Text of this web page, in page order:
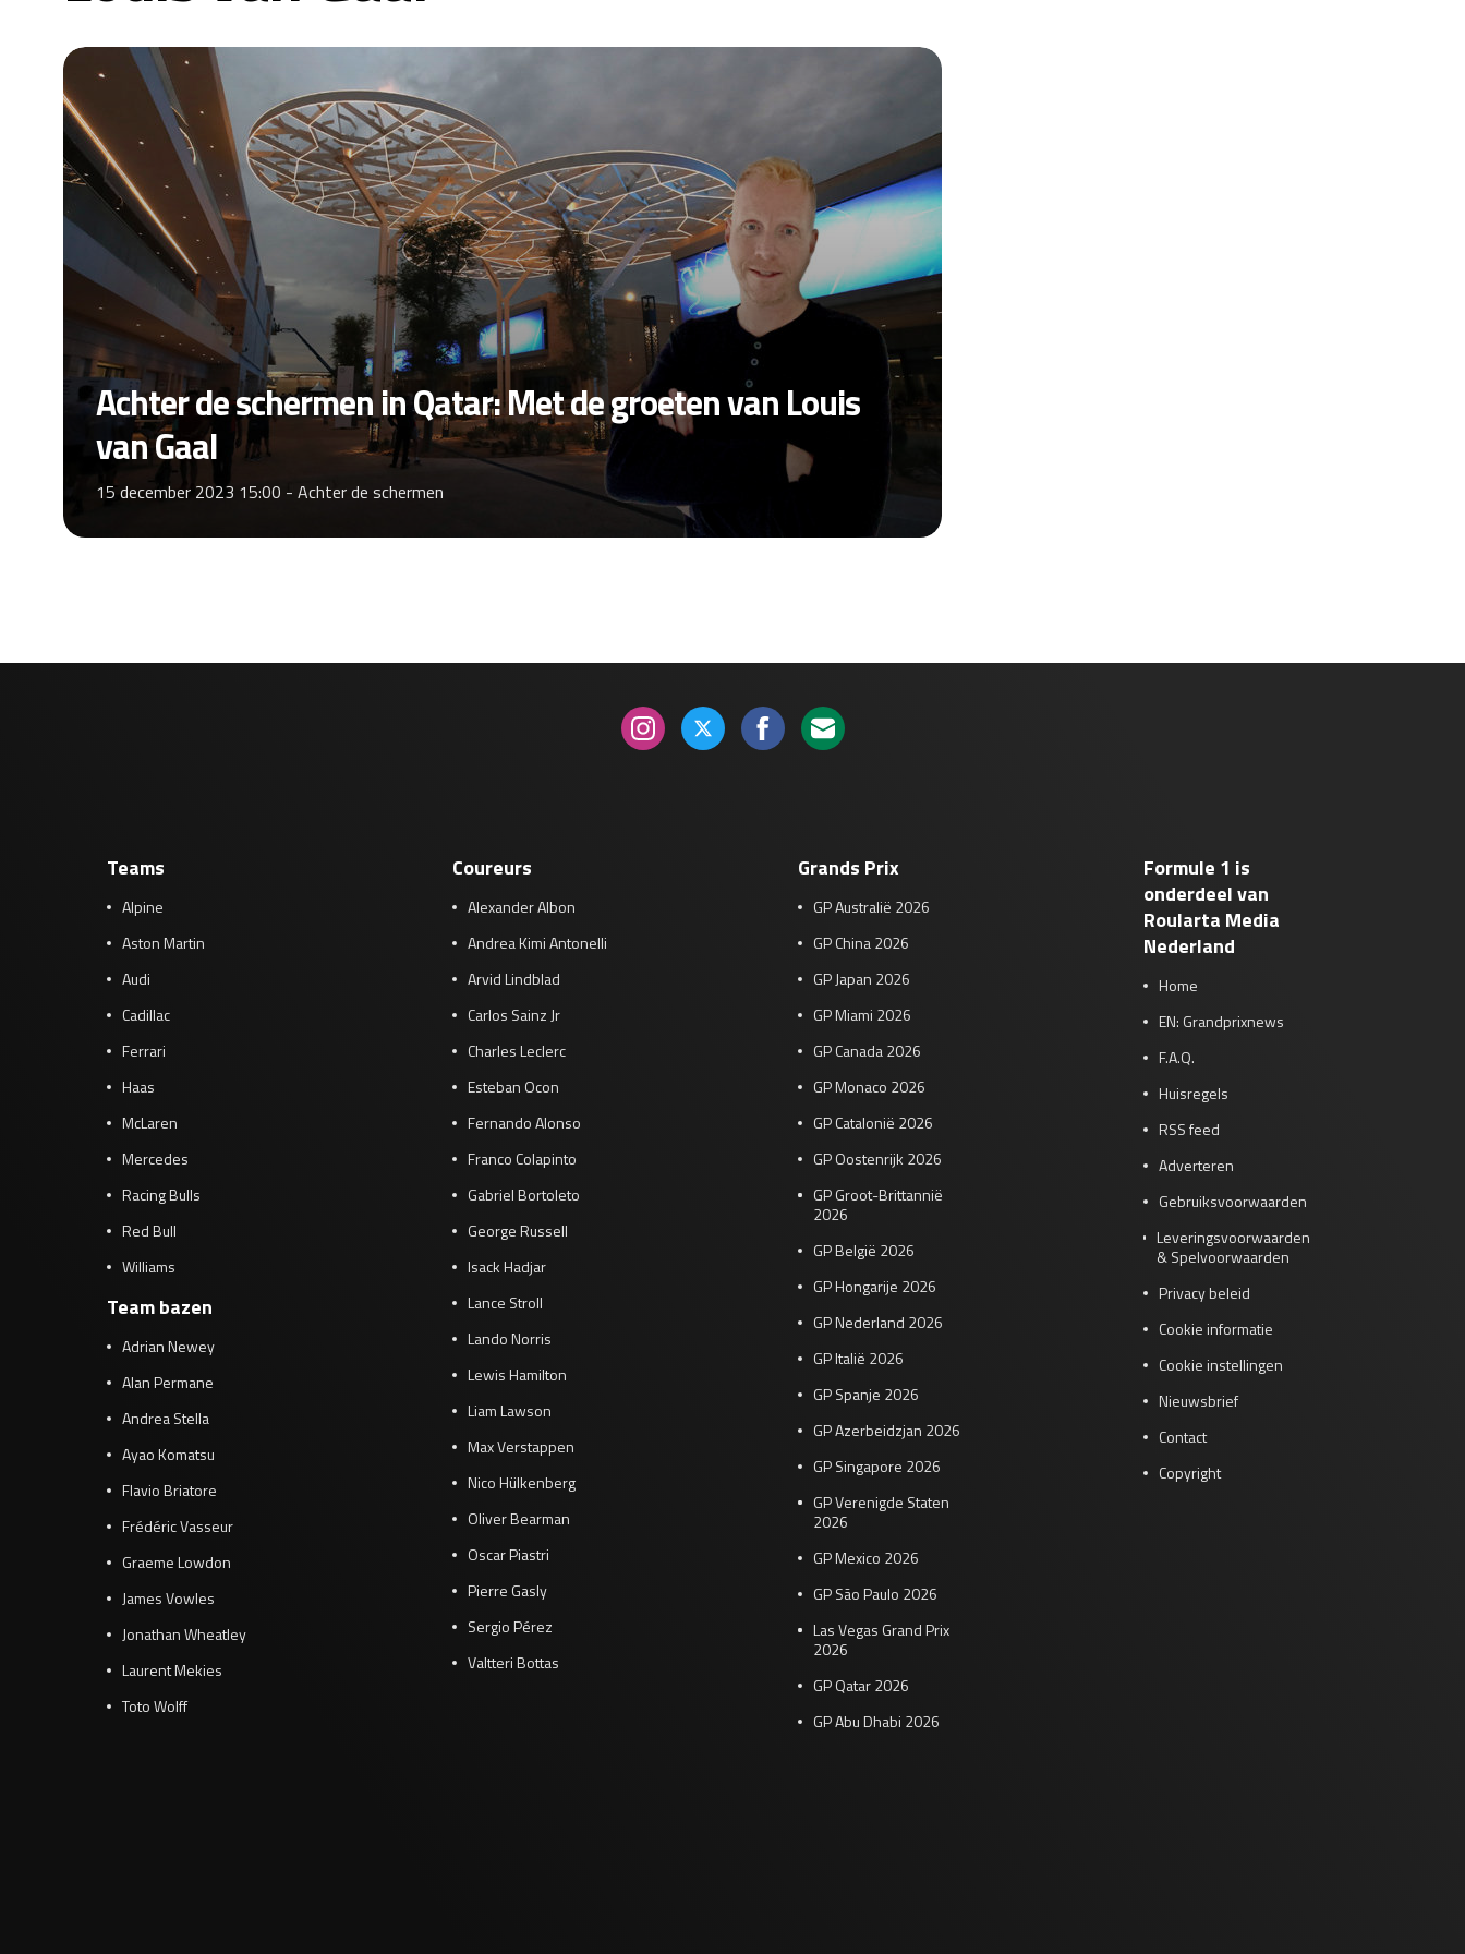
Achter de schermen in Qatar: Met de groeten van Louis
van Gaal
15 december 2023 15:00 - Achter de schermen
Teams
Alpine
Aston Martin
Audi
Cadillac
Ferrari
Haas
McLaren
Mercedes
Racing Bulls
Red Bull
Williams
Team bazen
Adrian Newey
Alan Permane
Andrea Stella
Ayao Komatsu
Flavio Briatore
Frédéric Vasseur
Graeme Lowdon
James Vowles
Jonathan Wheatley
Laurent Mekies
Toto Wolff
Coureurs
Alexander Albon
Andrea Kimi Antonelli
Arvid Lindblad
Carlos Sainz Jr
Charles Leclerc
Esteban Ocon
Fernando Alonso
Franco Colapinto
Gabriel Bortoleto
George Russell
Isack Hadjar
Lance Stroll
Lando Norris
Lewis Hamilton
Liam Lawson
Max Verstappen
Nico Hülkenberg
Oliver Bearman
Oscar Piastri
Pierre Gasly
Sergio Pérez
Valtteri Bottas
Grands Prix
GP Australië 2026
GP China 2026
GP Japan 2026
GP Miami 2026
GP Canada 2026
GP Monaco 2026
GP Catalonië 2026
GP Oostenrijk 2026
GP Groot-Brittannië
2026
GP België 2026
GP Hongarije 2026
GP Nederland 2026
GP Italië 2026
GP Spanje 2026
GP Azerbeidzjan 2026
GP Singapore 2026
GP Verenigde Staten
2026
GP Mexico 2026
GP São Paulo 2026
Las Vegas Grand Prix
2026
GP Qatar 2026
GP Abu Dhabi 2026
Formule 1 is
onderdeel van
Roularta Media
Nederland
Home
EN: Grandprixnews
F.A.Q.
Huisregels
RSS feed
Adverteren
Gebruiksvoorwaarden
Leveringsvoorwaarden
& Spelvoorwaarden
Privacy beleid
Cookie informatie
Cookie instellingen
Nieuwsbrief
Contact
Copyright